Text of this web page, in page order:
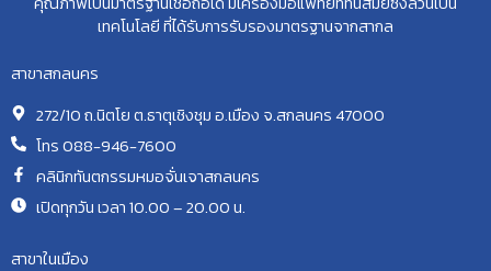
เทคโนโลยี ที่ได้รับการรับรองมาตรฐานจากสากล
สาขาสกลนคร
272/10 ถ.นิตโย ต.ธาตุเชิงชุม อ.เมือง จ.สกลนคร 47000
โทร 088-946-7600
คลินิกทันตกรรมหมอจั่นเจาสกลนคร
เปิดทุกวัน เวลา 10.00 – 20.00 น.
สาขาในเมือง